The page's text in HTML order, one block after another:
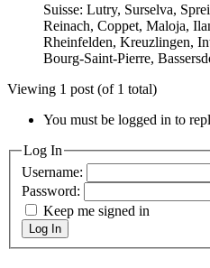
Suisse: Lutry, Surselva,
Reinach, Coppet, Maloja,
Rheinfelden, Kreuzlingen,
Bourg-Saint-Pierre,
Viewing 1 post (of 1 total)
You must be logged in to
Log In
Username:
Password:
Keep me signed in
Log In